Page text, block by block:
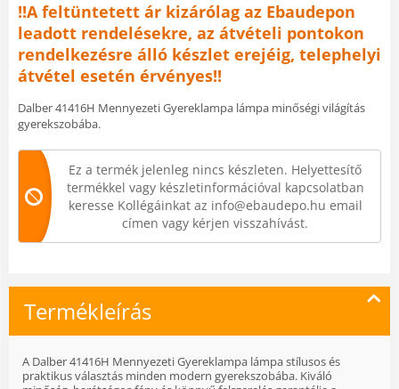
!!A feltüntetett ár kizárólag az Ebaudepon
leadott rendelésekre, az átvételi pontokon
rendelkezésre álló készlet erejéig, telephelyi
átvétel esetén érvényes!!
Dalber 41416H Mennyezeti Gyereklampa lámpa minőségi világítás
gyerekszobába.
Ez a termék jelenleg nincs készleten. Helyettesítő
termékkel vagy készletinformációval kapcsolatban
keresse Kollégáinkat az info@ebaudepo.hu email
címen vagy kérjen visszahívást.
Termékleírás
A Dalber 41416H Mennyezeti Gyereklampa lámpa stílusos és
praktikus választás minden modern gyerekszobába. Kiváló